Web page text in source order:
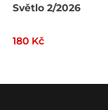
Světlo 2/2026
180 Kč